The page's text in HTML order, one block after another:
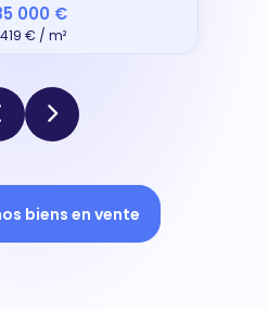
000 €
419 € / m²
biens en vente